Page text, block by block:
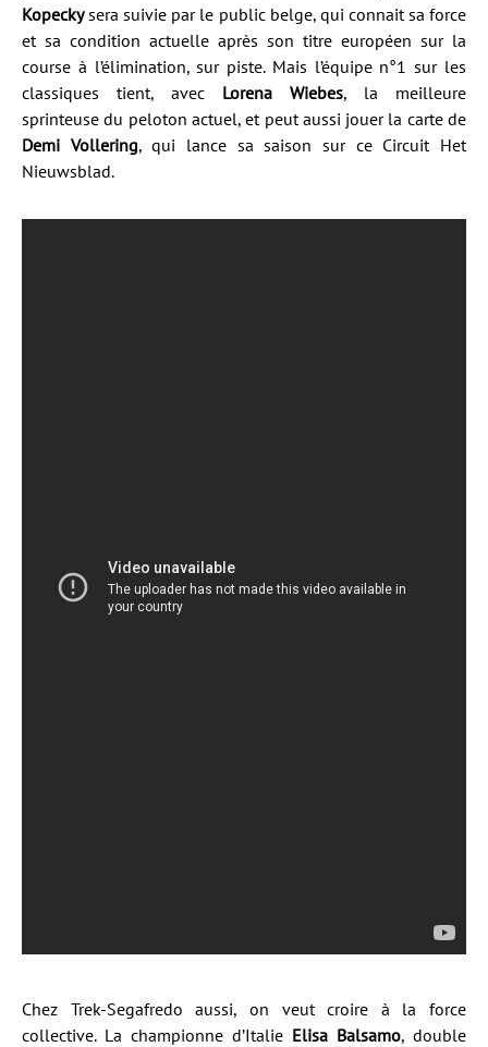
Kopeckysera suivie par le public belge, qui connait sa force
et sa condition actuelle après son titre européen sur la
course à l’élimination, sur piste. Mais l’équipe n°1 sur les
classiques tient, avec Lorena Wiebes, la meilleure
sprinteuse du peloton actuel, et peut aussi jouer la carte de
Demi Vollering, qui lance sa saison sur ce Circuit Het
Nieuwsblad.
Chez Trek-Segafredo aussi, on veut croire à la force
collective. La championne d’Italie Elisa Balsamo, double